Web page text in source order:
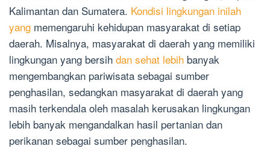
Kalimantan dan Sumatera. Kondisi lingkungan inilah
yang memengaruhi kehidupan masyarakat di setiap
daerah. Misalnya, masyarakat di daerah yang memiliki
lingkungan yang bersih dan sehat lebih banyak
mengembangkan pariwisata sebagai sumber
penghasilan, sedangkan masyarakat di daerah yang
masih terkendala oleh masalah kerusakan lingkungan
lebih banyak mengandalkan hasil pertanian dan
perikanan sebagai sumber penghasilan.